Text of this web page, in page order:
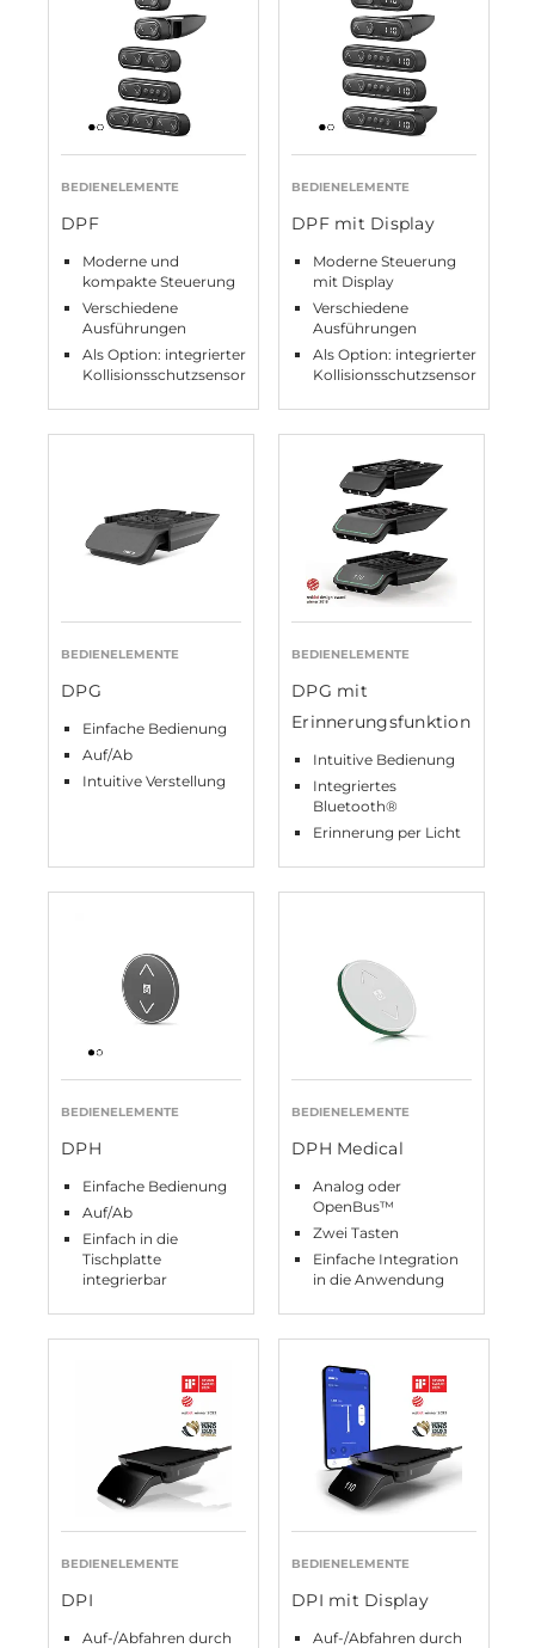
BEDIENELEMENTE
DPF
Moderne und
kompakte Steuerung
Verschiedene
Ausführungen
Als Option: integrierter
Kollisionsschutzsensor
BEDIENELEMENTE
DPF mit Display
Moderne Steuerung
mit Display
Verschiedene
Ausführungen
Als Option: integrierter
Kollisionsschutzsensor
BEDIENELEMENTE
DPG
Einfache Bedienung
Auf/Ab
Intuitive Verstellung
BEDIENELEMENTE
DPG mit
Erinnerungsfunktion
Intuitive Bedienung
Integriertes
Bluetooth®
Erinnerung per Licht
BEDIENELEMENTE
DPH
Einfache Bedienung
Auf/Ab
Einfach in die
Tischplatte
integrierbar
BEDIENELEMENTE
DPH Medical
Analog oder
OpenBus™
Zwei Tasten
Einfache Integration
in die Anwendung
BEDIENELEMENTE
DPI
Auf-/Abfahren durch
BEDIENELEMENTE
DPI mit Display
Auf-/Abfahren durch